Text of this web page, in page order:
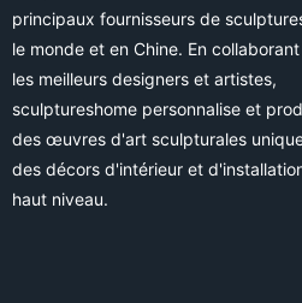
principaux fournisseurs de
le monde et en Chine. En
les meilleurs designers et artistes,
sculptureshome personnalise et
des œuvres d'art sculpturales
des décors d'intérieur et
haut niveau.